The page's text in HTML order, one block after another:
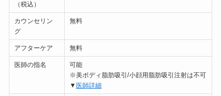
（税込）
カウンセリン
グ
無料
アフターケア 無料
医師の指名
可能
※美ボディ脂肪吸引/小顔用脂肪吸引注射は不可
▼ 医師詳細